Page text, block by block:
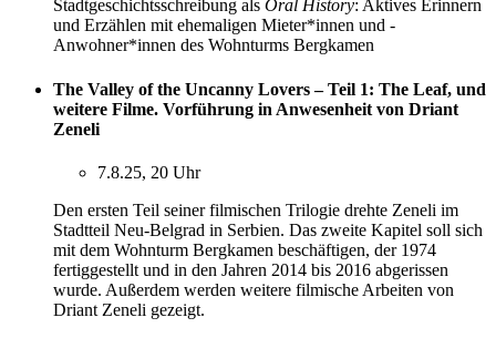
Stadtgeschichtsschreibung als Oral History: Aktives Erinnern
und Erzählen mit ehemaligen Mieter*innen und -
Anwohner*innen des Wohnturms Bergkamen
The Valley of the Uncanny Lovers – Teil 1: The Leaf, und
weitere Filme. Vorführung in Anwesenheit von Driant
Zeneli
7.8.25, 20 Uhr
Den ersten Teil seiner filmischen Trilogie drehte Zeneli im
Stadtteil Neu-Belgrad in Serbien. Das zweite Kapitel soll sich
mit dem Wohnturm Bergkamen beschäftigen, der 1974
fertiggestellt und in den Jahren 2014 bis 2016 abgerissen
wurde. Außerdem werden weitere filmische Arbeiten von
Driant Zeneli gezeigt.